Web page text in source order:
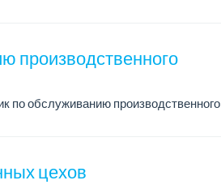
производственного
по обслуживанию производственного
цехов